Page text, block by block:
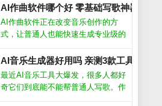
者，我发现现在的AI音乐生成器已经
能产出相当完整的伴奏和人声，但离
完美还有距离。下面分享我的实测经
AI作曲软件哪个好 零基础写歌神器推荐_
AI作曲软件正在改变音乐创作的方
式，让普通人也能快速生成专业级的
资深制作人，这类工具都能帮你突破
灵感瓶颈。AI作曲软件怎么用大多数
AI作曲软件操作非常简单，只需选择
AI音乐生成器好用吗 亲测3款工具告诉你_
最近AI音乐工具大爆发，很多人都好
奇它们到底能不能帮普通人写歌。作